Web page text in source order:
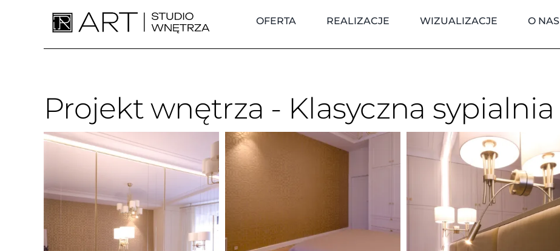
OFERTA REALIZACJE WIZUALIZACJE O NAS
Projekt wnętrza - Klasyczna sypialnia